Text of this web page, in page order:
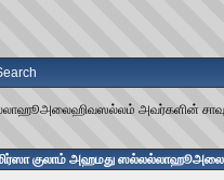
அவர்களின் சாவு
மிர்ஸா குலாம் அஹமது